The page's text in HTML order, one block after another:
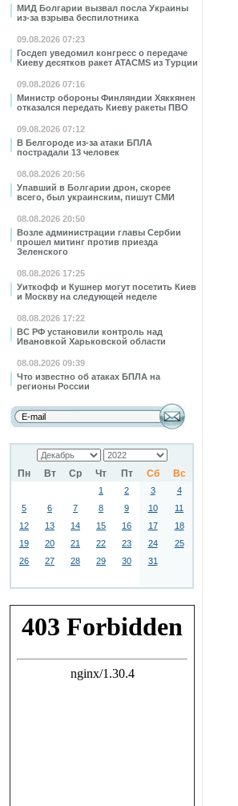
МИД Болгарии вызвал посла Украины
из-за взрыва беспилотника
09.08.2026 07:23
Госдеп уведомил конгресс о передаче
Киеву десятков ракет ATACMS из Турции
09.08.2026 07:16
Министр обороны Финляндии Хяккянен
отказался передать Киеву ракеты ПВО
09.08.2026 07:12
В Белгороде из-за атаки БПЛА
пострадали 13 человек
08.08.2026 20:56
Упавший в Болгарии дрон, скорее
всего, был украинским, пишут СМИ
08.08.2026 20:50
Возле администрации главы Сербии
прошел митинг против приезда
Зеленского
08.08.2026 17:25
Уиткофф и Кушнер могут посетить Киев
и Москву на следующей неделе
08.08.2026 17:22
ВС РФ установили контроль над
Ивановкой Харьковской области
08.08.2026 09:39
Что известно об атаках БПЛА на
регионы России
Пн Вт Ср Чт Пт Сб Вс
1 2 3
4
5
6 7 8 9 10
11
12
13 14 15 16 17
18
19
20 21 22 23 24
25
26
27 28 29 30 31